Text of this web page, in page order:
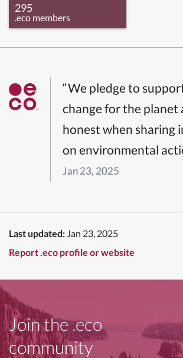
295
.eco members
“We pledge to
change for the planet
honest when sharing
on environmental
Jan 23, 2025
Last updated: Jan 23, 2025
Report .eco profile or website
Join the .eco
community